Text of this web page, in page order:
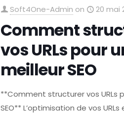
Soft4One-Admin on 20 mai
Comment
vos URLs pour
meilleur SEO
**Comment structurer vos URLs
SEO** L’optimisation de vos